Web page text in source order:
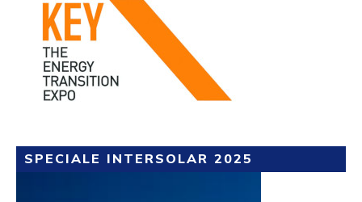
SPECIALE INTERSOLAR 2025